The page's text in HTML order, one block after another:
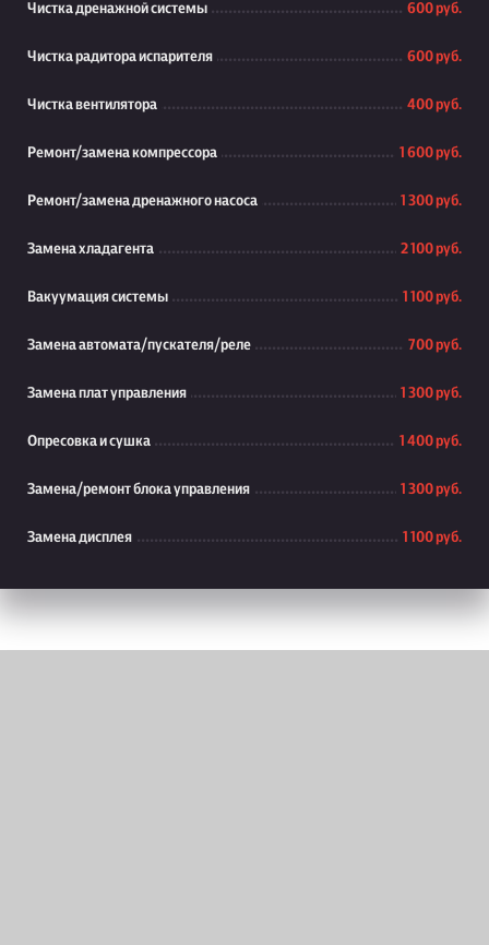
Чистка дренажной системы 600 руб.
Чистка радитора испарителя 600 руб.
Чистка вентилятора 400 руб.
Ремонт/замена компрессора 1 600 руб.
Ремонт/замена дренажного насоса 1 300 руб.
Замена хладагента 2 100 руб.
Вакуумация системы 1 100 руб.
Замена автомата/пускателя/реле 700 руб.
Замена плат управления 1 300 руб.
Опресовка и сушка 1 400 руб.
Замена/ремонт блока управления 1 300 руб.
Замена дисплея 1 100 руб.